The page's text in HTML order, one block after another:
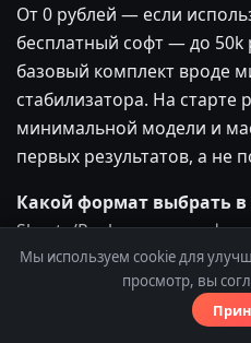
От 0 рублей — если
бесплатный софт — до 50k
базовый комплект вроде
стабилизатора. На старте
минимальной модели и
первых результатов, а не
Какой формат выбрать в
Shorts/Reels — для
лояльности. Оптимальная
70/30. Это отражает
короткий формат
Мы используем cookie для
просмотр, вы